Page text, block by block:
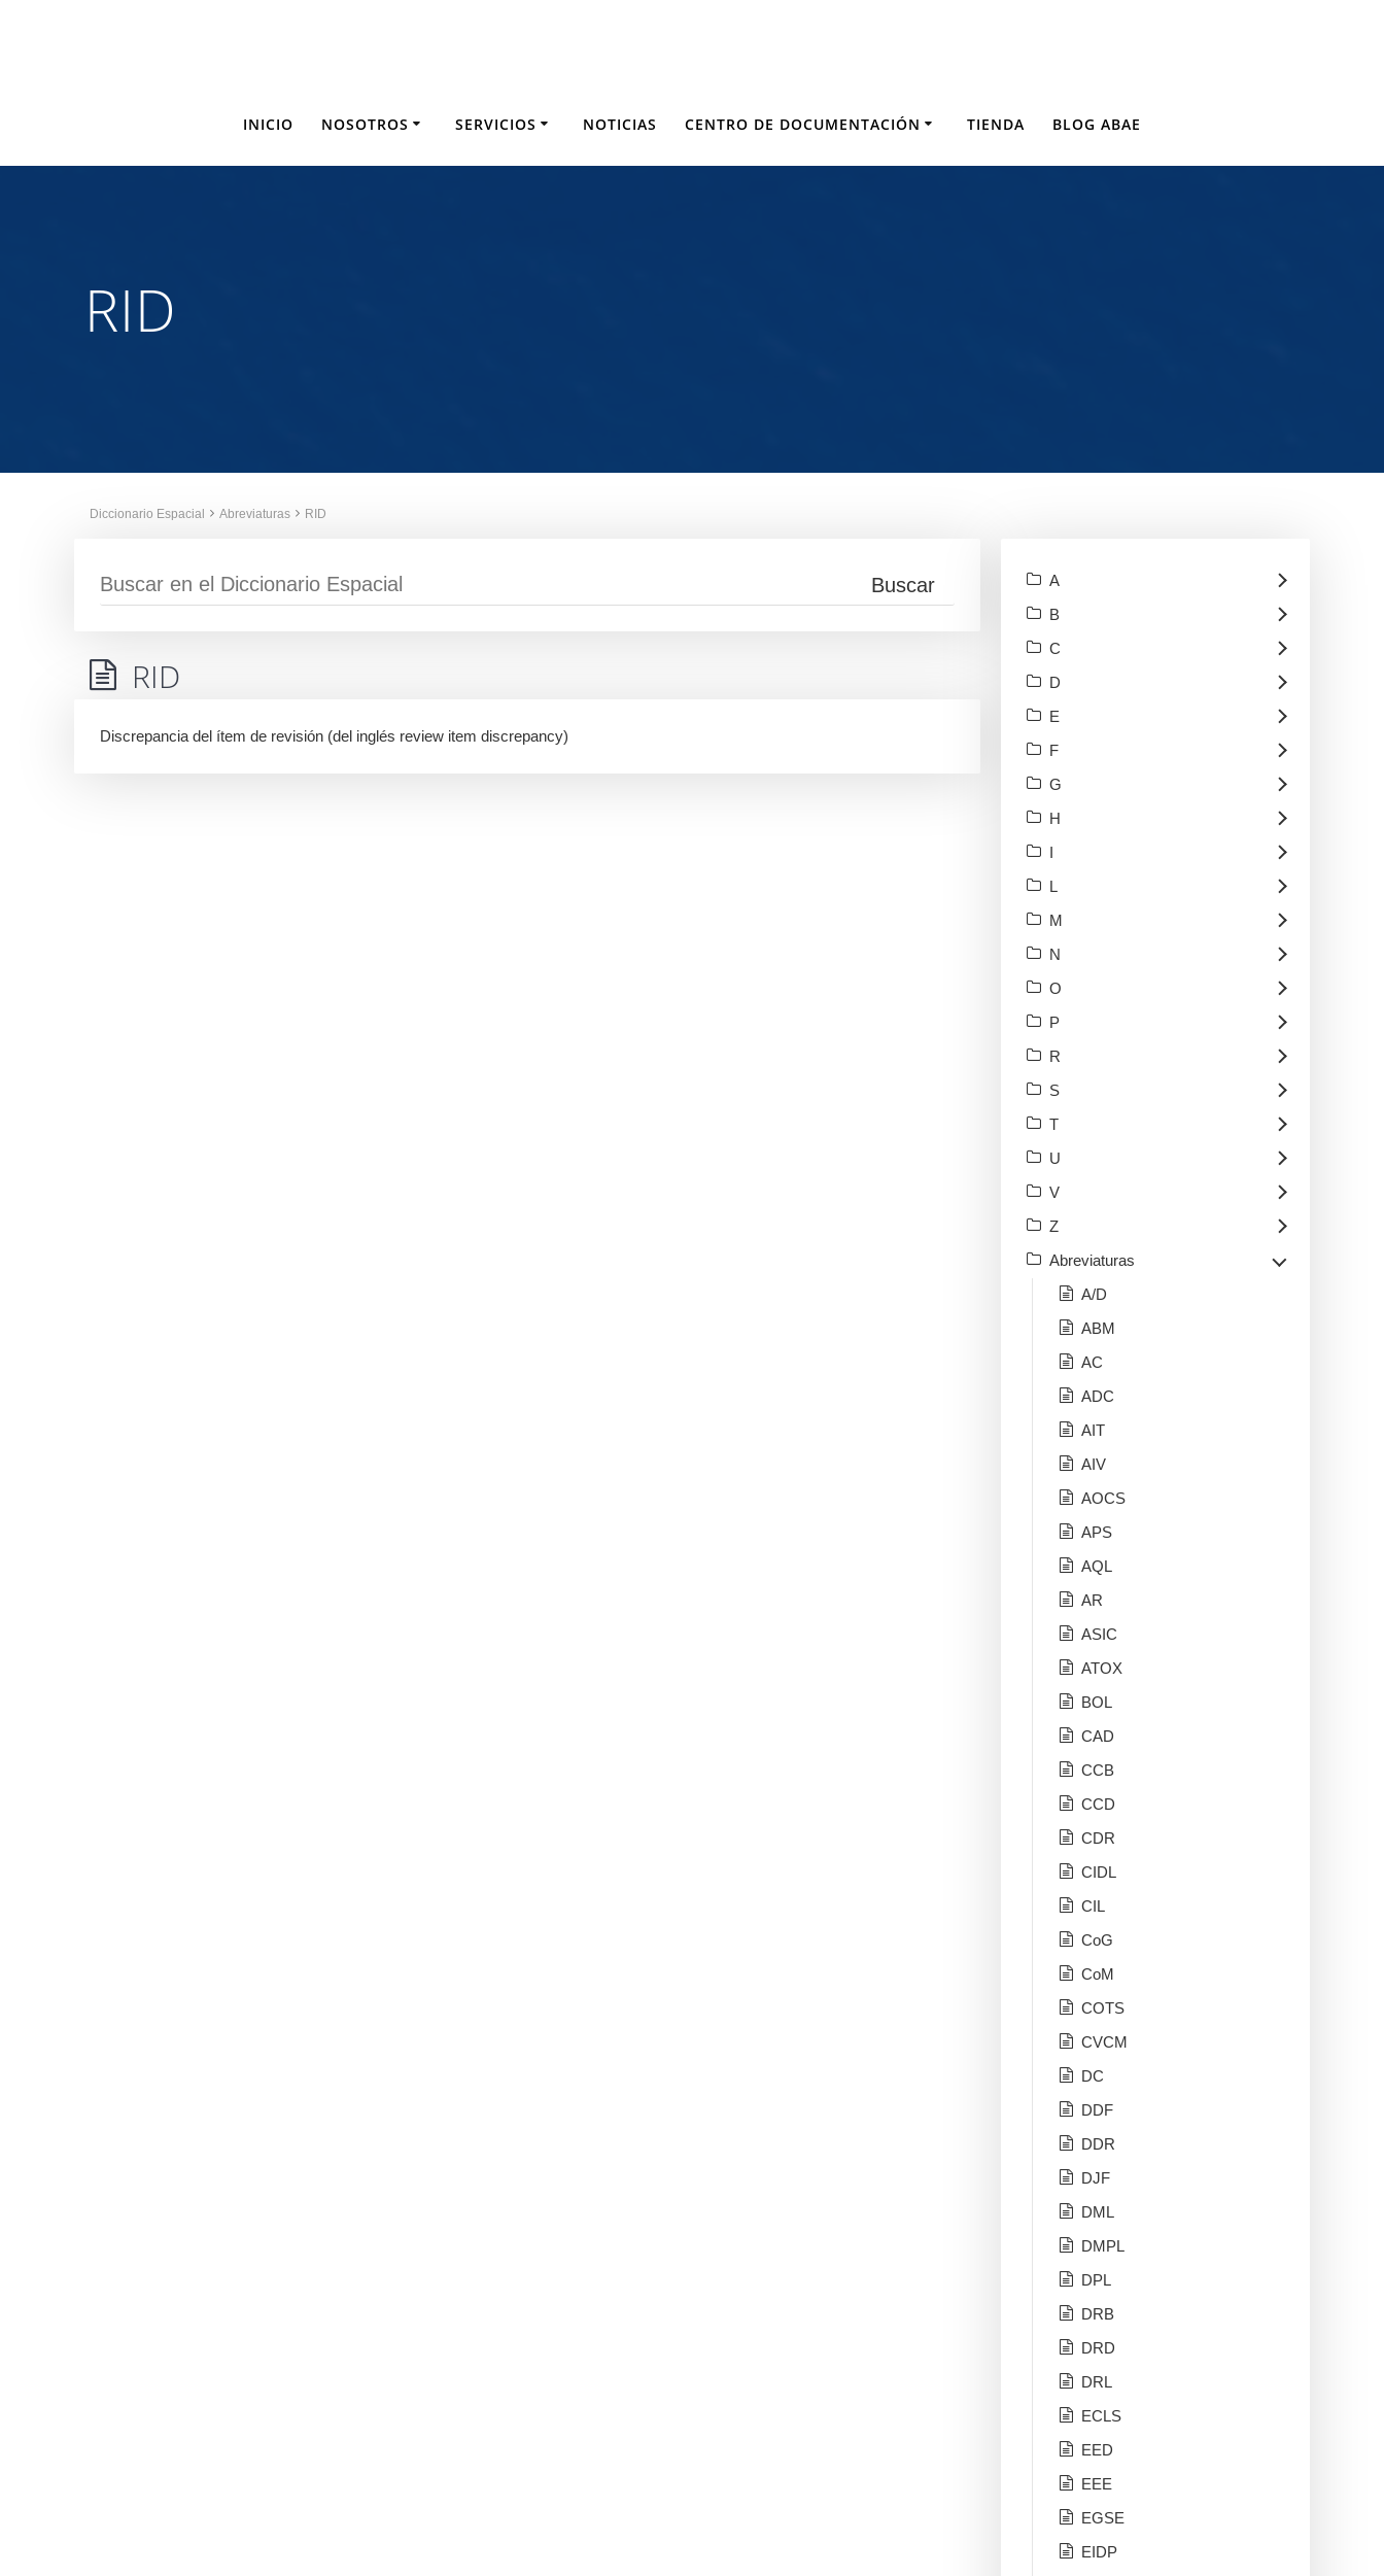
INICIO NOSOTROS SERVICIOS NOTICIAS CENTRO DE DOCUMENTACIÓN TIENDA BLOG ABAE
RID
Diccionario Espacial Abreviaturas RID
RID
Discrepancia del ítem de revisión (del inglés review item discrepancy)
A
B
C
D
E
F
G
H
I
L
M
N
O
P
R
S
T
U
V
Z
Abreviaturas
A/D
ABM
AC
ADC
AIT
AIV
AOCS
APS
AQL
AR
ASIC
ATOX
BOL
CAD
CCB
CCD
CDR
CIDL
CIL
CoG
CoM
COTS
CVCM
DC
DDF
DDR
DJF
DML
DMPL
DPL
DRB
DRD
DRL
ECLS
EED
EEE
EGSE
EIDP